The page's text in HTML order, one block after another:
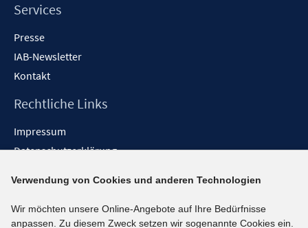
Services
Presse
IAB-Newsletter
Kontakt
Rechtliche Links
Impressum
Datenschutzerklärung
Barrieren melden
Social-Media-Kanäle
Verwendung von Cookies und anderen Technologien
Wir möchten unsere Online-Angebote auf Ihre Bedürfnisse
anpassen. Zu diesem Zweck setzen wir sogenannte Cookies ein.